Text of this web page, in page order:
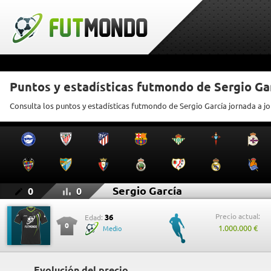
Puntos y estadísticas futmondo de Sergio
Consulta los puntos y estadísticas futmondo de Sergio García jornada a
0 0 Sergio García
0
Edad: 36
Medio
Precio actual:
1.000.000 €